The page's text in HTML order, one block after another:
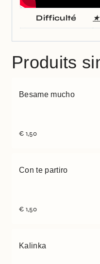
Difficulté
Produits
Besame mucho
€ 1,50
Con te partiro
€ 1,50
Kalinka